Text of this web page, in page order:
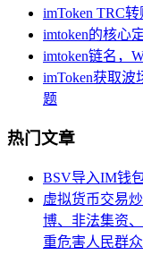
imToken TRC
imtoken的核心
imtoken链名，
imToken获取
题
热门文章
BSV导入IM钱
虚拟货币交易
博、非法集资
重危害人民群